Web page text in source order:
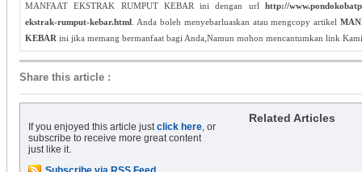
MANFAAT EKSTRAK RUMPUT KEBAR ini dengan url http://
ekstrak-rumput-kebar.html . Anda boleh menyebarluaskan atau mengcopy artikel
KEBAR ini jika memang bermanfaat bagi Anda,Namun mohon mencantumkan link
Share this article :
Related Articles
If you enjoyed this article justclick here, or
subscribe to receive more great content
just like it.